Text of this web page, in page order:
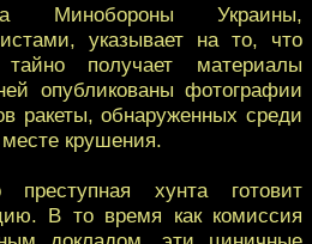
Минобороны Украины,
указывает на то, что
тайно получает материалы
опубликованы фотографии
ракеты, обнаруженных среди
крушения.
хунта готовит
В то время как комиссия